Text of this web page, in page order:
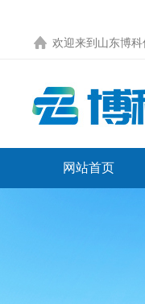
欢迎来到 山东博
网站首页